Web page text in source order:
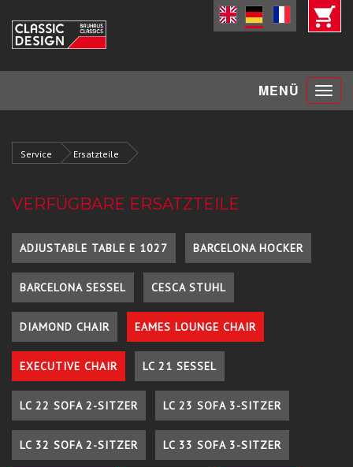
MENÜ Toggle
Service Ersatzteile
VERFÜGBARE ERSATZTEILE
ADJUSTABLE TABLE E 1027 BARCELONA HOCKER
BARCELONA SESSEL CESCA STUHL
DIAMOND CHAIR EAMES LOUNGE CHAIR
EXECUTIVE CHAIR LC 21 SESSEL
LC 22 SOFA 2-SITZER LC 23 SOFA 3-SITZER
LC 32 SOFA 2-SITZER LC 33 SOFA 3-SITZER